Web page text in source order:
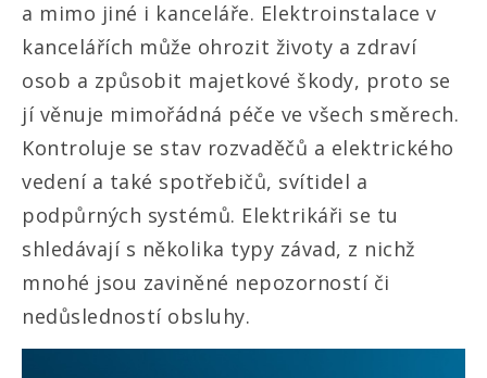
a mimo jiné i kanceláře. Elektroinstalace v
kancelářích může ohrozit životy a zdraví
osob a způsobit majetkové škody, proto se
jí věnuje mimořádná péče ve všech směrech.
Kontroluje se stav rozvaděčů a elektrického
vedení a také spotřebičů, svítidel a
podpůrných systémů. Elektrikáři se tu
shledávají s několika typy závad, z nichž
mnohé jsou zaviněné nepozorností či
nedůsledností obsluhy.